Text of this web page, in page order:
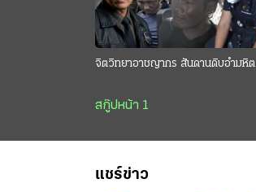
จิตวิทยาอาชญากร สันดานดิบอำมหิต
สกู๊ปหน้า 1
แชร์ข่าว